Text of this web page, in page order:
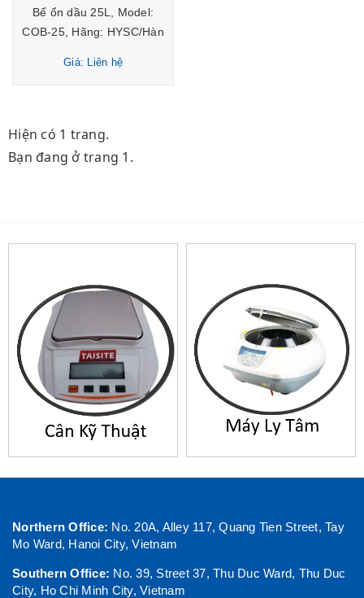
Bể ổn dầu 25L, Model:
COB-25, Hãng: HYSC/Hàn
Giá: Liên hệ
Hiện có 1 trang.
Bạn đang ở trang 1.
Northern Office: No. 20A, Alley 117, Quang Tien Street, Tay
Mo Ward, Hanoi City, Vietnam
Southern Office: No. 39, Street 37, Thu Duc Ward, Thu Duc
City, Ho Chi Minh City, Vietnam